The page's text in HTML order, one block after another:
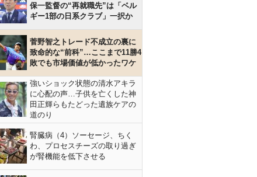
保一監督の“再就職先”は「ベル
ギー1部の日系クラブ」一択か
菅野智之トレード不成立の裏に
致命的な“前科”…ここまで11勝4
敗でも市場価値が低かったワケ
強いショック状態の清水アキラ
に心配の声…子供を亡くした神
田正輝らもたどった遺族ケアの
道のり
腎臓病（4）ソーセージ、ちく
わ、プロセスチーズの取り過ぎ
が腎機能を低下させる